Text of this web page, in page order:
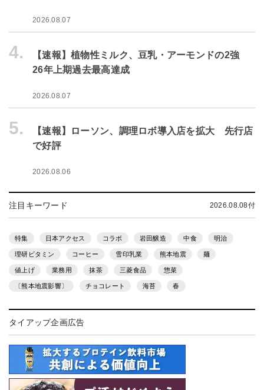
2026.08.07
4.
【速報】植物性ミルク、豆乳・アーモンドの2強
26年上期過去最高達成
2026.08.07
5.
【速報】ローソン、調理ロボ導入店を拡大 先行店
で好評
2026.08.06
注目キーワード 2026.08.08付
特集 日本アクセス コラボ 岩田醸造 中食 明治
理研ビタミン コーヒー 雪印乳業 熊本地震 麺
値上げ 業務用 抹茶 三菱食品 惣菜
〔熊本地震影響〕 チョコレート 海苔 春
タイアップ企画広告